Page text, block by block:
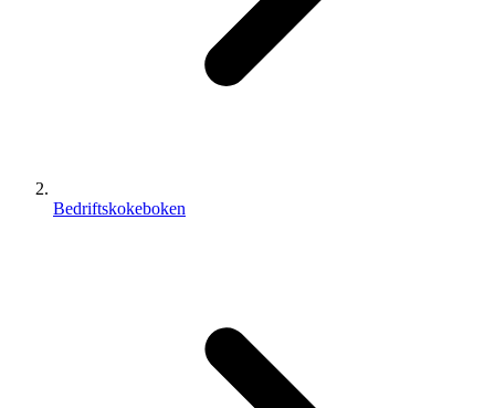
Bedriftskokeboken